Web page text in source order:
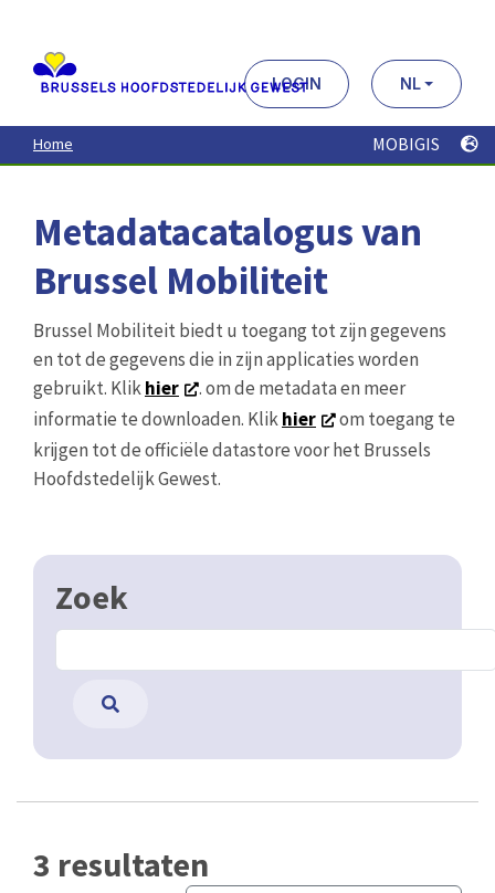
contenu
principal
LOGIN NL
Home MOBIGIS
Metadatacatalogus van
Brussel Mobiliteit
Brussel Mobiliteit biedt u toegang tot zijn gegevens
en tot de gegevens die in zijn applicaties worden
gebruikt. Klikhier
. om de metadata en meer
informatie te downloaden. Klikhier
om toegang te
krijgen tot de officiële datastore voor het Brussels
Hoofdstedelijk Gewest.
Zoek
3 resultaten